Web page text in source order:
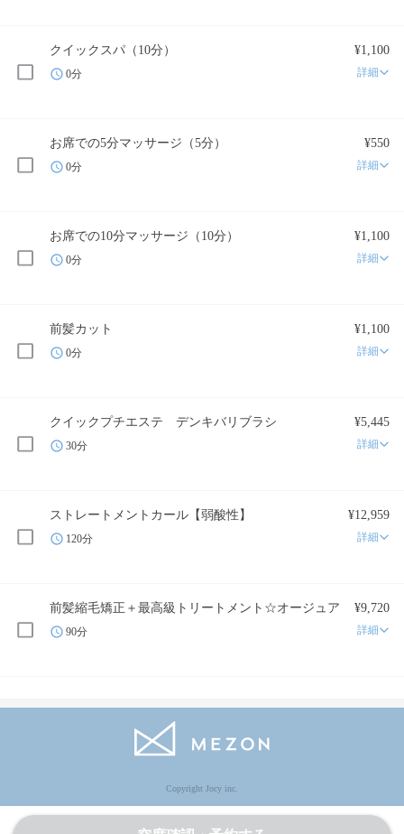
クイックスパ（10分） ¥1,100
0分 詳細
お席での5分マッサージ（5分） ¥550
0分 詳細
お席での10分マッサージ（10分） ¥1,100
0分 詳細
前髪カット ¥1,100
0分 詳細
クイックプチエステ デンキバリブラシ ¥5,445
30分 詳細
ストレートメントカール【弱酸性】 ¥12,959
120分 詳細
前髪縮毛矯正＋最高級トリートメント☆オージュア ¥9,720
90分 詳細
Copyright Jocy inc.